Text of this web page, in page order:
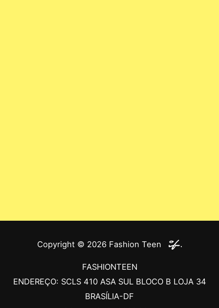
Copyright © 2026 Fashion Teen
FASHIONTEEN
ENDEREÇO: SCLS 410 ASA SUL BLOCO B LOJA 34
BRASÍLIA-DF